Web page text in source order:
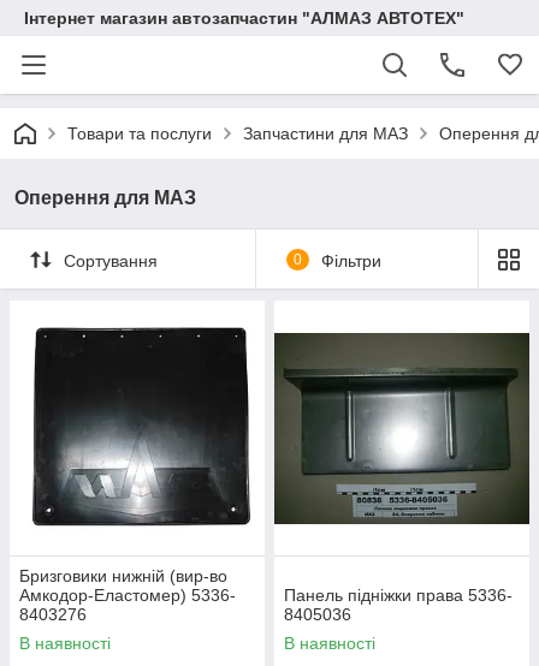
Інтернет магазин автозапчастин "АЛМАЗ АВТОТЕХ"
Товари та послуги Запчастини для МАЗ Оперення
Оперення для МАЗ
Сортування 0 Фільтри
Бризговики нижній (вир-во
Амкодор-Еластомер) 5336-
8403276
В наявності
Панель підніжки права 5336-
8405036
В наявності